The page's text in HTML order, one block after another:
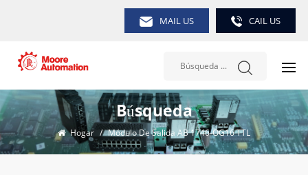
MAIL US CAIL US
Búsqueda
Hogar / Módulo De Salida AB 1746-OG16 TTL